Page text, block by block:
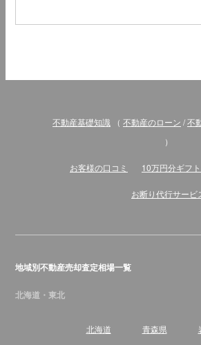
不動産基礎知識 （ 不動産のローン /不
）
お客様の口コミ 10万円分ギフ
お断り代行サービ
地域別不動産売却査定相場一覧
北海道・東北
北海道 青森県